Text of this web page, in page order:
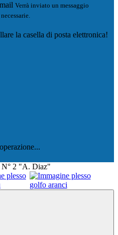
Verrà inviato un messaggio
la casella di posta elettronica!